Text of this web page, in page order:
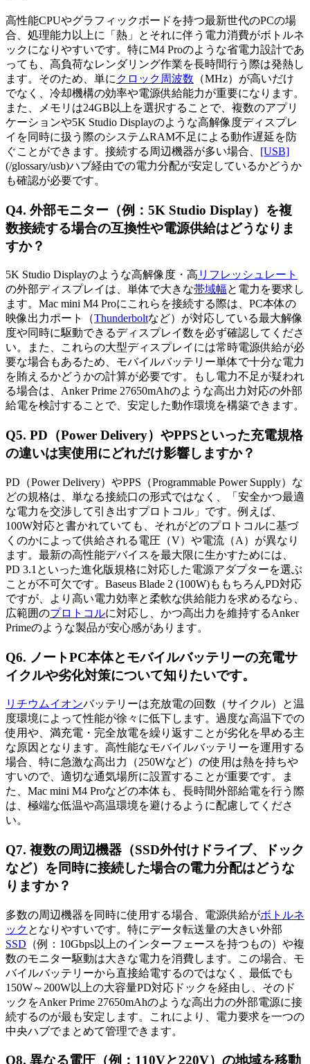
高性能CPUやグラフィックボードを持つ最新世代のPCの場
合、処理能力以上に「熱」とそれに伴う電力消費がボトルネ
ックになりやすいです。特にM4 Proのような省電力設計であ
っても、高負荷なレンダリング作業を長時間行う際は発熱し
ます。そのため、単に クロック周波数 （MHz）が高いだけ
でなく、冷却機構の効率や電源供給能力が重要になります。
また、メモリは24GB以上を選択することで、複数のアプリ
ケーションや5K Studio Displayのような高解像度ディスプレ
イを同時に扱う際のシステムRAM不足による動作遅延を防
ぐことができます。接続する周辺機器が多い場合、 [USB]
(/glossary/usb)ハブ経由での電力分配が安定しているかどうか
も確認が必要です。
Q4. 外部モニター（例：5K Studio Display）を複
数接続する場合の互換性や電源供給はどうなりま
すか？
5K Studio Displayのような高解像度・高 リフレッシュレート
の外部ディスプレイは、単体で大きな帯域幅と電力を要求し
ます。Mac mini M4 Proにこれらを接続する際は、PC本体の
映像出力ポート（Thunderboltなど）が対応している最大解像
度や同時に駆動できるディスプレイ数を必ず確認してくださ
い。また、これらの大型ディスプレイには常時電源供給が必
要な場合もあるため、モバイルバッテリー単体で十分な電力
を賄えるかどうかの計算が必要です。もし電力不足が疑われ
る場合は、Anker Prime 27650mAhのような高出力対応の外部
給電を検討することで、安定した動作環境を構築できます。
Q5. PD（Power Delivery）やPPSといった充電規格
の違いは実使用にどれだけ影響しますか？
PD（Power Delivery）やPPS（Programmable Power Supply）な
どの規格は、単なる接続口の形式ではなく、「安全かつ最適
な電力を交渉して引き出すプロトコル」です。例えば、
100W対応と書かれていても、それがどのプロトコルに基づ
くのかによって供給される電圧（V）や電流（A）が異なり
ます。最新の高性能デバイスを最大限に生かすためには、
PD 3.1といった進化版規格に対応した電源アダプターを選ぶ
ことが不可欠です。Baseus Blade 2 (100W)ももちろんPD対応
ですが、より高い電力効率と柔軟な供給能力を求めるなら、
広範囲のプロトコルに対応し、かつ高出力を維持するAnker
Primeのような製品が安心感があります。
Q6. ノートPC本体とモバイルバッテリーの充電サ
イクルや劣化対策について知りたいです。
リチウムイオンバッテリーは充放電の回数（サイクル）と温
度環境によって性能が徐々に低下します。過度な高温下での
使用や、満充電・完全放電を繰り返すことが劣化を早める主
な原因となります。高性能なモバイルバッテリーを運用する
場合、特に急激な高出力（250Wなど）の使用は熱を持ちや
すいので、適切な通気場所に設置することが重要です。ま
た、Mac mini M4 Proなどの本体も、長時間外部給電を行う際
は、極端な低温や高温環境を避けるように配慮してくださ
い。
Q7. 複数の周辺機器（SSD外付けドライブ、ドック
など）を同時に接続した場合の電力分配はどうな
りますか？
多数の周辺機器を同時に使用する場合、電源供給がボトルネ
ック となりやすいです。特にデータ転送量の大きい外部
SSD （例：10Gbps以上のインターフェースを持つもの）や複
数のモニター駆動は大きな電力を消費します。この場合、モ
バイルバッテリーから直接給電するのではなく、最低でも
150W～200W以上の大容量PD対応ドックを経由し、そのド
ックをAnker Prime 27650mAhのような高出力の外部電源に接
続するのが最も安定します。これにより、電力要求を一つの
中央ハブでまとめて管理できます。
Q8. 異なる電圧（例：110Vと220V）の地域を移動